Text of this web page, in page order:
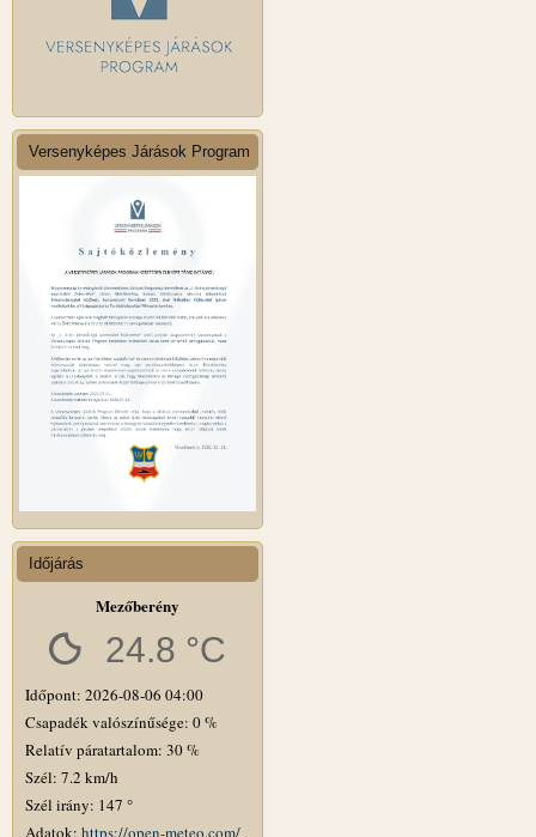
Versenyképes Járások Program
Időjárás
Mezőberény
24.8 °C
Időpont: 2026-08-06 04:00
Csapadék valószínűsége: 0 %
Relatív páratartalom: 30 %
Szél: 7.2 km/h
Szél irány: 147 °
Adatok: https://open-meteo.com/